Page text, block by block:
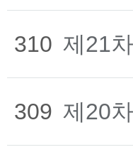
310 제21
309 제20